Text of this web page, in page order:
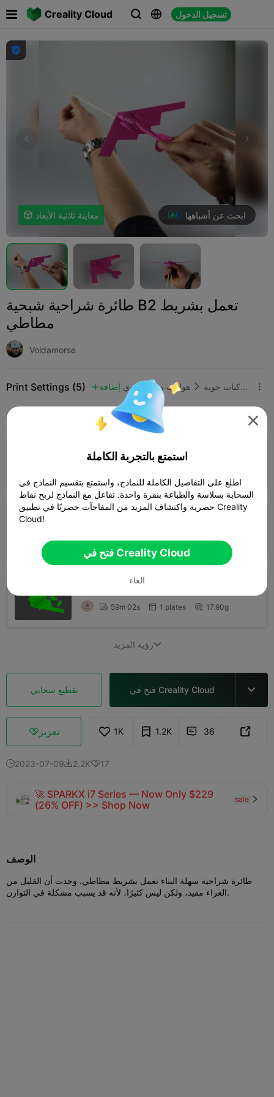
Creality Cloud   تسجيل الدخول
 

 معاينة ثلاثية الأبعاد ابحث عن أشباهها
طائرة شراحية شبحية B2 تعمل بشريط
مطاطي
Voldamorse
Print Settings (5)  إضافة هوايات وعمل يدوي  طائرات بدون طيار ومركبات جوية 
K2 Plus K2 Pro
طبقة 0.2 مم، 3 جدران، 15% حشو
 29m 24s  1 plates  16.89g

 59m 02s  1 plates  17.90g
رؤية المزيد
تقطيع سحابي فتح في Creality Cloud 
تعزيز 1K 1.2K  36 
2023-07-092.2K17
🚀 SPARKX i7 Series — Now Only $229
(26% OFF) >> Shop Now
sale 
الوصف
طائرة شراحية سهلة البناء تعمل بشريط مطاطي. وجدت أن القليل من
الغراء مفيد، ولكن ليس كثيرًا، لأنه قد يسبب مشكلة في التوازن.

استمتع بالتجربة الكاملة
اطلع على التفاصيل الكاملة للنماذج، واستمتع بتقسيم النماذج في
السحابة بسلاسة والطباعة بنقرة واحدة. تفاعل مع النماذج لربح نقاط
حصرية واكتشاف المزيد من المفاجآت حصريًا في تطبيق Creality
Cloud!
فتح في Creality Cloud
الغاء